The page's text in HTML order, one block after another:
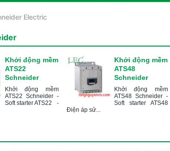
Electric
Khởi động mềm
ATS22
Schneider
Khởi động mềm
ATS22 Schneider -
Soft starter ATS22 -
Khởi động mềm
ATS48
Schneider
Khởi động mềm
ATS48 Schneider -
Soft starter ATS48
Điện áp sử...